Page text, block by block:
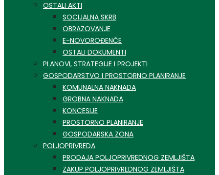
OSTALI AKTI
SOCIJALNA SKRB
OBRAZOVANJE
E-NOVOROĐENČE
OSTALI DOKUMENTI
PLANOVI, STRATEGIJE I PROJEKTI
GOSPODARSTVO I PROSTORNO PLANIRANJE
KOMUNALNA NAKNADA
GROBNA NAKNADA
KONCESIJE
PROSTORNO PLANIRANJE
GOSPODARSKA ZONA
POLJOPRIVREDA
PRODAJA POLJOPRIVREDNOG ZEMLJIŠTA
ZAKUP POLJOPRIVREDNOG ZEMLJIŠTA